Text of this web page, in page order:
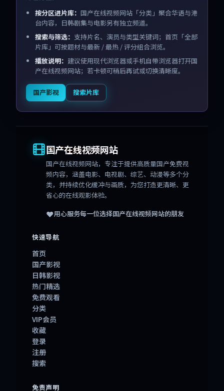
按分区进片库： 国产在线视频网站「分类」聚合华语与港
台内容，日韩剧集与电影另有独立频道。
搜索与筛选： 支持片名、演员与类型关键词；首页「全部
片库」可按题材与最新 / 最热 / 评分组合浏览。
播放说明： 建议使用现代浏览器或手机自带浏览器打开国
产在线视频网站；若卡顿可稍后再试或切换清晰度。
国产影视 搜索片库
国产在线视频网站
国产在线视频网站，专注于提供高质量国产免费视
频内容，涵盖电影、电视剧、综艺、动漫等多个分
类，并持续优化缓冲与画质，为您打造更清晰、更
省心的在线观影体验。
❤️用心服务每一位选择国产在线视频网站的朋友
快速导航
首页
国产影视
日韩影视
热门精选
免费观看
分类
VIP会员
收藏
登录
注册
搜索
免责声明